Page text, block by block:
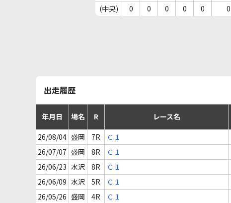
(中央)
0 0 0 0 0 0
出走履歴
年月日 場名 R レース名
26/08/04 盛岡 7R Ｃ１
26/07/07 盛岡 8R Ｃ１
26/06/23 水沢 8R Ｃ１
26/06/09 水沢 5R Ｃ１
26/05/26 盛岡 4R Ｃ１